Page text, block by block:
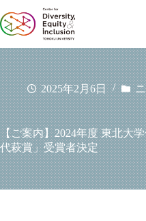
ン
テ
ン
ツ
へ
ス
キ
ッ
プ
2025年2月6日
【ご案内】2024年度 東北大
代萩賞」受賞者決定